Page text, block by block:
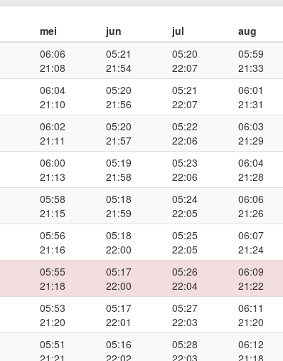
mei jun jul aug
06:06
21:08
05:21
21:54
05:20
22:07
05:59
21:33
06:04
21:10
05:20
21:56
05:21
22:07
06:01
21:31
06:02
21:11
05:20
21:57
05:22
22:06
06:03
21:29
06:00
21:13
05:19
21:58
05:23
22:06
06:04
21:28
05:58
21:15
05:18
21:59
05:24
22:05
06:06
21:26
05:56
21:16
05:18
22:00
05:25
22:05
06:07
21:24
05:55
21:18
05:17
22:00
05:26
22:04
06:09
21:22
05:53
21:20
05:17
22:01
05:27
22:03
06:11
21:20
05:51
21:21
05:16
22:02
05:28
22:03
06:12
21:18